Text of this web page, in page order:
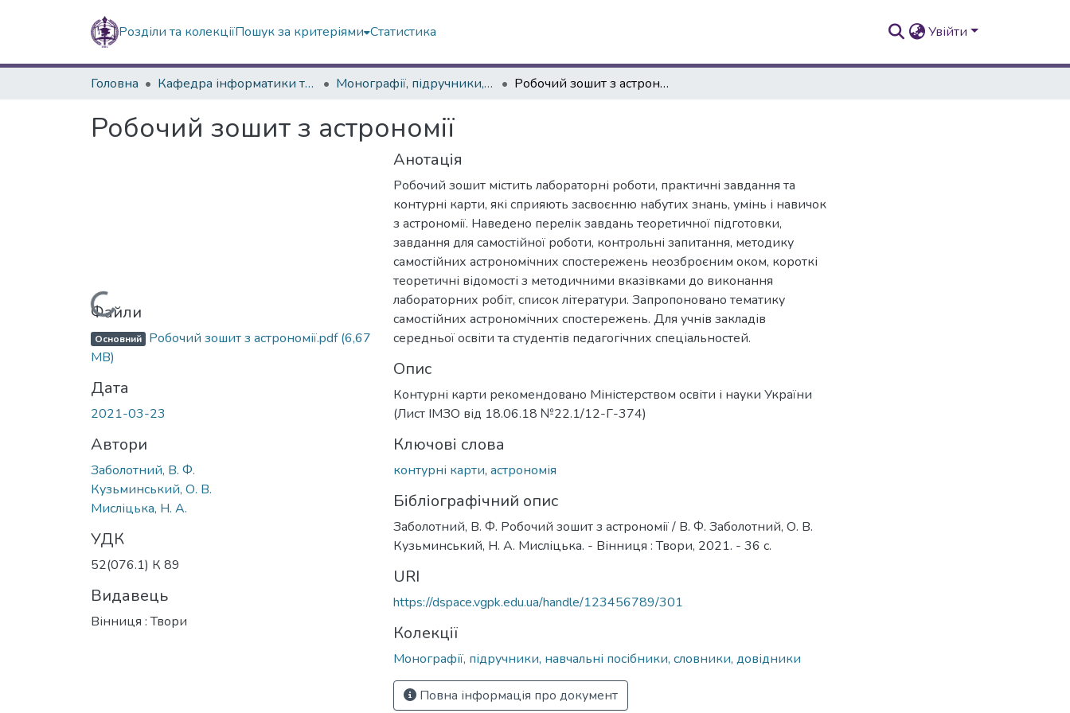
Розділи та колекціїПошук за критеріями Статистика Увійти
Головна Кафедра інформатики та інформаційних технологій в освіті Монографії, підручники, навчальні посібники, словники, довідники Робочий зошит з астрономії
Робочий зошит з астрономії
Вантажиться...
Файли
Основний Робочий зошит з астрономії.pdf(6,67
MB)
Дата
2021-03-23
Автори
Заболотний, В. Ф.
Кузьминський, О. В.
Мисліцька, Н. А.
УДК
52(076.1) К 89
Видавець
Вінниця : Твори
Анотація
Робочий зошит містить лабораторні роботи, практичні завдання та
контурні карти, які сприяють засвоєнню набутих знань, умінь і навичок
з астрономії. Наведено перелік завдань теоретичної підготовки,
завдання для самостійної роботи, контрольні запитання, методику
самостійних астрономічних спостережень неозброєним оком, короткі
теоретичні відомості з методичними вказівками до виконання
лабораторних робіт, список літератури. Запропоновано тематику
самостійних астрономічних спостережень. Для учнів закладів
середньої освіти та студентів педагогічних спеціальностей.
Опис
Контурні карти рекомендовано Міністерством освіти і науки України
(Лист ІМЗО від 18.06.18 №22.1/12-Г-374)
Ключові слова
контурні карти, астрономія
Бібліографічний опис
Заболотний, В. Ф. Робочий зошит з астрономії / В. Ф. Заболотний, О. В.
Кузьминський, Н. А. Мисліцька. - Вінниця : Твори, 2021. - 36 с.
URI
https://dspace.vgpk.edu.ua/handle/123456789/301
Колекції
Монографії, підручники, навчальні посібники, словники, довідники
Повна інформація про документ